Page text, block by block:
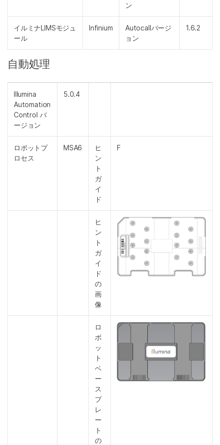
ン
イルミナLIMSモジュ
ール
Infinium
Autocallバージ
ョン
1.6.2
自動処理
Illumina
Automation
Control バ
ージョン
5.0.4
ロボットプ
ロセス
MSA6
ヒ
ン
ト
ガ
イ
ド
F
ヒ
ン
ト
ガ
イ
ド
の
画
像
ロ
ボ
ッ
ト
ベ
ー
ス
プ
レ
ー
ト
の